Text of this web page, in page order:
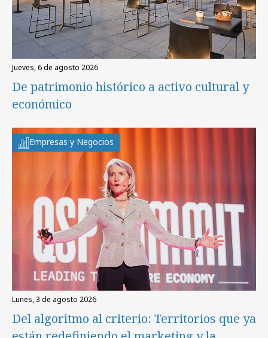
jueves, 6 de agosto 2026
De patrimonio histórico a activo cultural y
económico
Empresas y Negocios
lunes, 3 de agosto 2026
Del algoritmo al criterio: Territorios que ya